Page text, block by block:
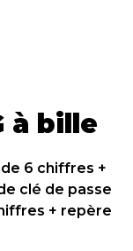
à bille
6 chiffres +
clé de passe
+ repère